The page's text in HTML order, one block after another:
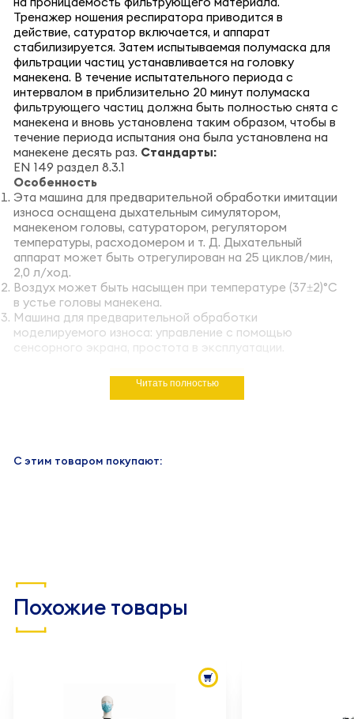
Тренажер ношения респиратора приводится в
действие, сатуратор включается, и аппарат
стабилизируется. Затем испытываемая полумаска для
фильтрации частиц устанавливается на головку
манекена. В течение испытательного периода с
интервалом в приблизительно 20 минут полумаска
фильтрующего частиц должна быть полностью снята с
манекена и вновь установлена таким образом, чтобы в
течение периода испытания она была установлена на
манекене десять раз. Стандарты:
EN 149 раздел 8.3.1
Особенность
Эта машина для предварительной обработки имитации
износа оснащена дыхательным симулятором,
манекеном головы, сатуратором, регулятором
температуры, расходомером и т. Д. Дыхательный
аппарат может быть отрегулирован на 25 циклов/мин,
2,0 л/ход.
Воздух может быть насыщен при температуре (37±2)°C
в устье головы манекена.
Машина для предварительной обработки
моделируемого износа: управление с помощью
сенсорного экрана, простота в эксплуатации.
Читать полностью
С этим товаром покупают:
Похожие товары